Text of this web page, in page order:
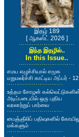
இதழ் 189
[ ஆகஸ்ட் 2026 ]
இந்த இதழில்..
In this Issue..
சமய எழுச்சியால் சமூக
மறுமலர்ச்சி காட்டிய அப்பர் - 12
உத்தம சோழன்
அடிப்படையில் ஒரு புதிய
வரலாற்றுப் பார்வை
பைஞ்ஞீலிப் பதிவுகளில்
மக்களும்